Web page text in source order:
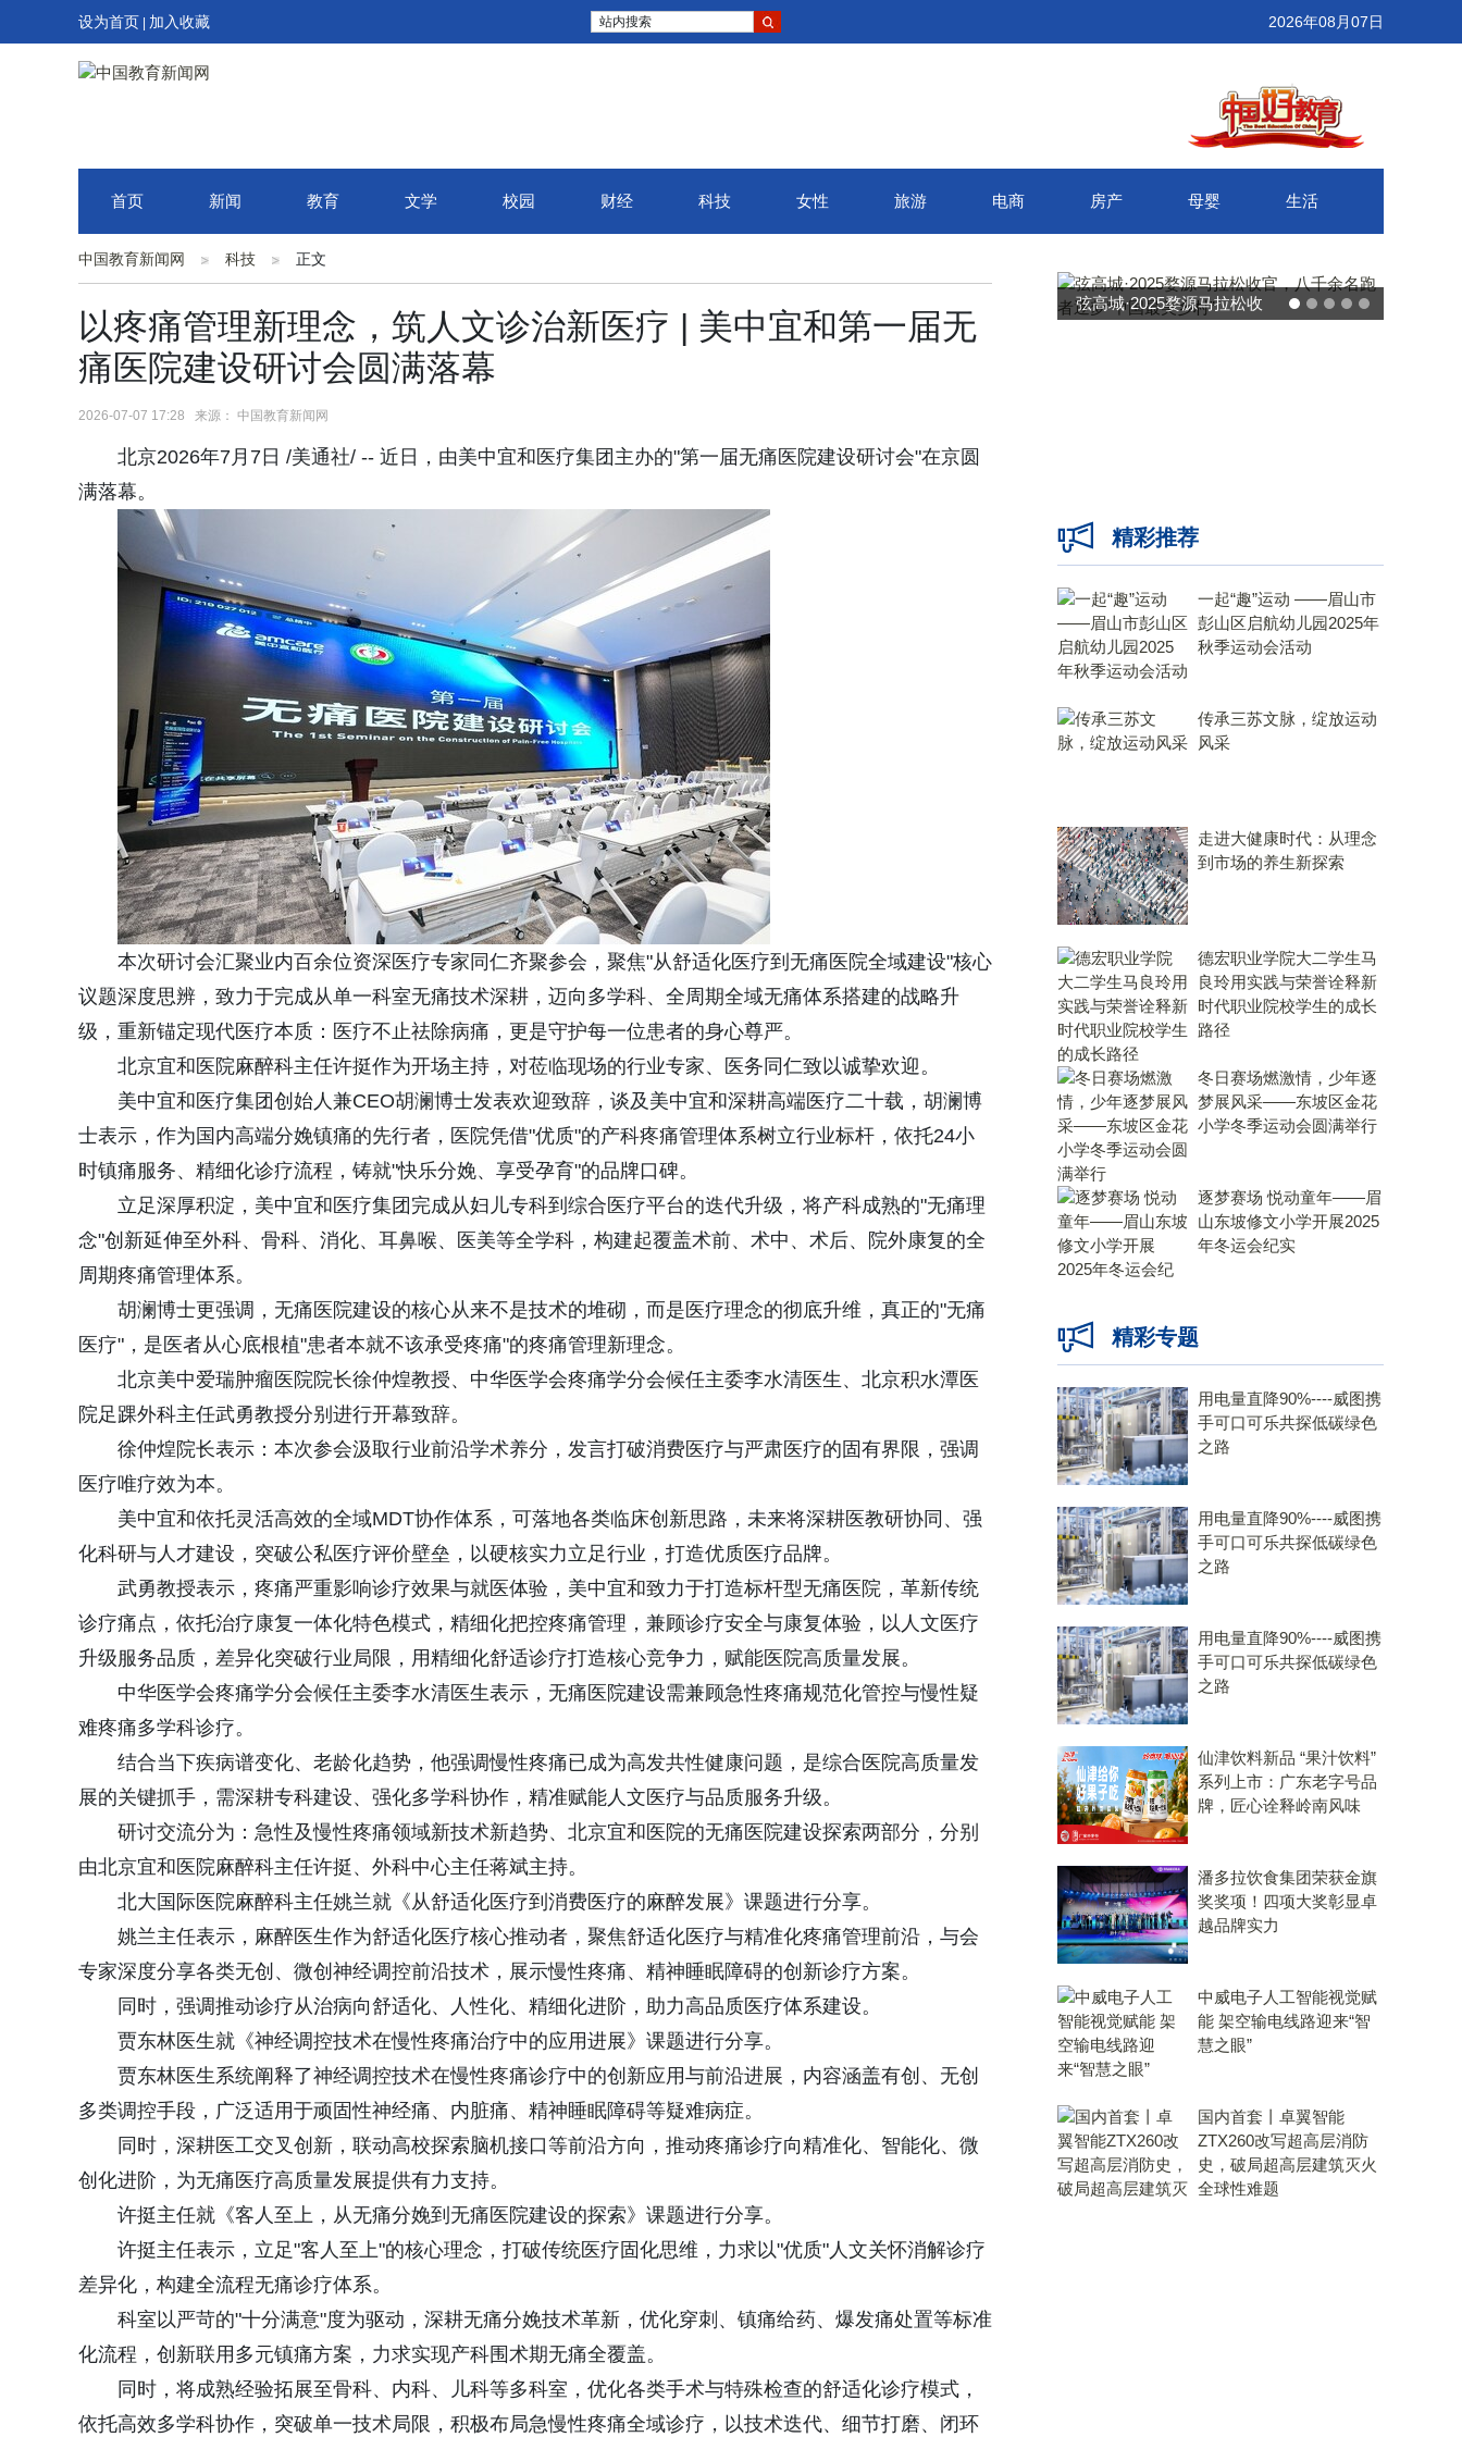
设为首页 加入收藏 站内搜索 2026年08月07日
首页 新闻 教育 文学 校园 财经 科技 女性 旅游 电商 房产 母婴 生活
中国教育新闻网 科技 正文
以疼痛管理新理念，筑人文诊治新医疗 | 美中宜和第一届无
痛医院建设研讨会圆满落幕
2026-07-07 17:28 来源： 中国教育新闻网
北京2026年7月7日 /美通社/ -- 近日，由美中宜和医疗集团主办的"第一届无痛医院建设研讨会"在京圆
满落幕。
本次研讨会汇聚业内百余位资深医疗专家同仁齐聚参会，聚焦"从舒适化医疗到无痛医院全域建设"核心
议题深度思辨，致力于完成从单一科室无痛技术深耕，迈向多学科、全周期全域无痛体系搭建的战略升
级，重新锚定现代医疗本质：医疗不止祛除病痛，更是守护每一位患者的身心尊严。
北京宜和医院麻醉科主任许挺作为开场主持，对莅临现场的行业专家、医务同仁致以诚挚欢迎。
美中宜和医疗集团创始人兼CEO胡澜博士发表欢迎致辞，谈及美中宜和深耕高端医疗二十载，胡澜博
士表示，作为国内高端分娩镇痛的先行者，医院凭借"优质"的产科疼痛管理体系树立行业标杆，依托24小
时镇痛服务、精细化诊疗流程，铸就"快乐分娩、享受孕育"的品牌口碑。
立足深厚积淀，美中宜和医疗集团完成从妇儿专科到综合医疗平台的迭代升级，将产科成熟的"无痛理
念"创新延伸至外科、骨科、消化、耳鼻喉、医美等全学科，构建起覆盖术前、术中、术后、院外康复的全
周期疼痛管理体系。
胡澜博士更强调，无痛医院建设的核心从来不是技术的堆砌，而是医疗理念的彻底升维，真正的"无痛
医疗"，是医者从心底根植"患者本就不该承受疼痛"的疼痛管理新理念。
北京美中爱瑞肿瘤医院院长徐仲煌教授、中华医学会疼痛学分会候任主委李水清医生、北京积水潭医
院足踝外科主任武勇教授分别进行开幕致辞。
徐仲煌院长表示：本次参会汲取行业前沿学术养分，发言打破消费医疗与严肃医疗的固有界限，强调
医疗唯疗效为本。
美中宜和依托灵活高效的全域MDT协作体系，可落地各类临床创新思路，未来将深耕医教研协同、强
化科研与人才建设，突破公私医疗评价壁垒，以硬核实力立足行业，打造优质医疗品牌。
武勇教授表示，疼痛严重影响诊疗效果与就医体验，美中宜和致力于打造标杆型无痛医院，革新传统
诊疗痛点，依托治疗康复一体化特色模式，精细化把控疼痛管理，兼顾诊疗安全与康复体验，以人文医疗
升级服务品质，差异化突破行业局限，用精细化舒适诊疗打造核心竞争力，赋能医院高质量发展。
中华医学会疼痛学分会候任主委李水清医生表示，无痛医院建设需兼顾急性疼痛规范化管控与慢性疑
难疼痛多学科诊疗。
结合当下疾病谱变化、老龄化趋势，他强调慢性疼痛已成为高发共性健康问题，是综合医院高质量发
展的关键抓手，需深耕专科建设、强化多学科协作，精准赋能人文医疗与品质服务升级。
研讨交流分为：急性及慢性疼痛领域新技术新趋势、北京宜和医院的无痛医院建设探索两部分，分别
由北京宜和医院麻醉科主任许挺、外科中心主任蒋斌主持。
北大国际医院麻醉科主任姚兰就《从舒适化医疗到消费医疗的麻醉发展》课题进行分享。
姚兰主任表示，麻醉医生作为舒适化医疗核心推动者，聚焦舒适化医疗与精准化疼痛管理前沿，与会
专家深度分享各类无创、微创神经调控前沿技术，展示慢性疼痛、精神睡眠障碍的创新诊疗方案。
同时，强调推动诊疗从治病向舒适化、人性化、精细化进阶，助力高品质医疗体系建设。
贾东林医生就《神经调控技术在慢性疼痛治疗中的应用进展》课题进行分享。
贾东林医生系统阐释了神经调控技术在慢性疼痛诊疗中的创新应用与前沿进展，内容涵盖有创、无创
多类调控手段，广泛适用于顽固性神经痛、内脏痛、精神睡眠障碍等疑难病症。
同时，深耕医工交叉创新，联动高校探索脑机接口等前沿方向，推动疼痛诊疗向精准化、智能化、微
创化进阶，为无痛医疗高质量发展提供有力支持。
许挺主任就《客人至上，从无痛分娩到无痛医院建设的探索》课题进行分享。
许挺主任表示，立足"客人至上"的核心理念，打破传统医疗固化思维，力求以"优质"人文关怀消解诊疗
差异化，构建全流程无痛诊疗体系。
科室以严苛的"十分满意"度为驱动，深耕无痛分娩技术革新，优化穿刺、镇痛给药、爆发痛处置等标准
化流程，创新联用多元镇痛方案，力求实现产科围术期无痛全覆盖。
同时，将成熟经验拓展至骨科、内科、儿科等多科室，优化各类手术与特殊检查的舒适化诊疗模式，
依托高效多学科协作，突破单一技术局限，积极布局急慢性疼痛全域诊疗，以技术迭代、细节打磨、闭环
弦高城·2025婺源马拉松收
官，八千余名跑者逐梦“中国
武汉百联奥莱年度感恩季 承
精彩推荐
一起“趣”运动 ——眉山市
彭山区启航幼儿园2025年
秋季运动会活动
传承三苏文脉，绽放运动
风采
走进大健康时代：从理念
到市场的养生新探索
德宏职业学院大二学生马
良玲用实践与荣誉诠释新
时代职业院校学生的成长
路径
冬日赛场燃激情，少年逐
梦展风采——东坡区金花
小学冬季运动会圆满举行
逐梦赛场 悦动童年——眉
山东坡修文小学开展2025
年冬运会纪实
精彩专题
用电量直降90%----威图携
手可口可乐共探低碳绿色
之路
用电量直降90%----威图携
手可口可乐共探低碳绿色
之路
用电量直降90%----威图携
手可口可乐共探低碳绿色
之路
仙津饮料新品 “果汁饮料”
系列上市：广东老字号品
牌，匠心诠释岭南风味
潘多拉饮食集团荣获金旗
奖奖项！四项大奖彰显卓
越品牌实力
中威电子人工智能视觉赋
能 架空输电线路迎来“智
慧之眼”
国内首套丨卓翼智能
ZTX260改写超高层消防
史，破局超高层建筑灭火
全球性难题